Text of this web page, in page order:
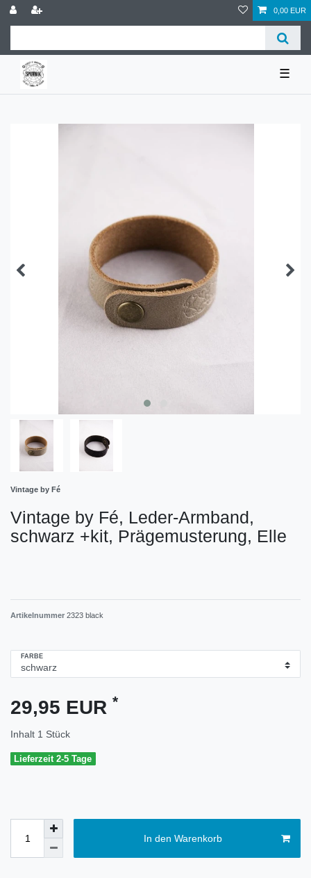
0,00 EUR
☰
Vintage by Fé
Vintage by Fé, Leder-Armband,
schwarz +kit, Prägemusterung, Elle
Artikelnummer 2323 black
FARBE
29,95 EUR *
Inhalt 1 Stück
Lieferzeit 2-5 Tage
In den Warenkorb